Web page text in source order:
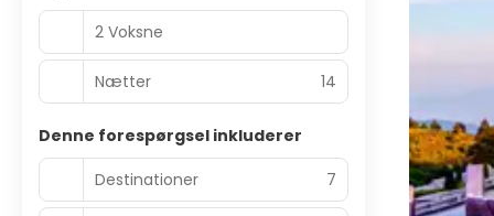
2 Voksne
Nætter 14
Denne forespørgsel inkluderer
Destinationer
7